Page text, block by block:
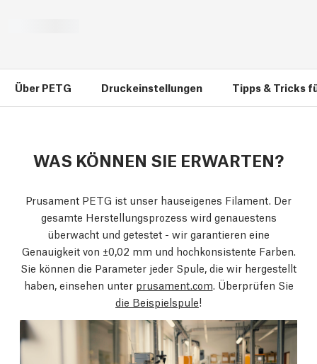
Über PETG Druckeinstellungen Tipps & Tricks
WAS KÖNNEN SIE ERWARTEN?
Prusament PETG ist unser hauseigenes Filament. Der
gesamte Herstellungsprozess wird genauestens
überwacht und getestet - wir garantieren eine
Genauigkeit von ±0,02 mm und hochkonsistente Farben.
Sie können die Parameter jeder Spule, die wir hergestellt
haben, einsehen unter prusament.com. Überprüfen Sie
die Beispielspule!